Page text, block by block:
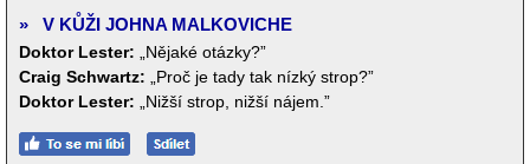
» V KŮŽI JOHNA MALKOVICHE
Doktor Lester:
„Nějaké otázky?”
Craig Schwartz:
„Proč je tady tak nízký strop?”
Doktor Lester:
„Nižší strop, nižší nájem.”